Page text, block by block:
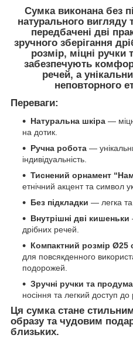
Сумка виконана без
натурального вигляду
передбачені дві
зручного зберігання
розмір, міцні
забезпечують
речей, а
неповторного
Переваги:
Натуральна шкіра —
на дотик.
Ручна робота —
індивідуальність.
Тиснений орнамент
етнічний акцент та символ
Без підкладки — легка та
Внутрішні дві кишеньки
дрібних речей.
Компактний розмір Ø25
для повсякденного
подорожей.
Зручні ручки та
носіння та легкий доступ до
Ця сумка стане
образу та чудовим
близьких.